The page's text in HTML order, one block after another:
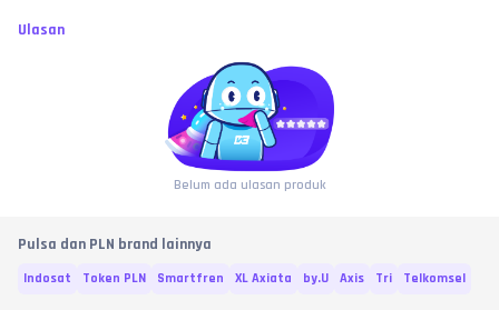
Ulasan
Belum ada ulasan produk
Pulsa dan PLN brand lainnya
Indosat Token PLN Smartfren XL Axiata by.U Axis Tri Telkomsel